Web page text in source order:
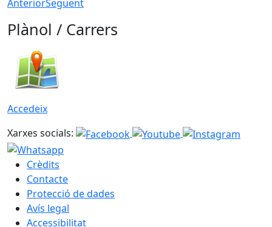
AnteriorSegüent
Plànol / Carrers
Accedeix
Xarxes socials:
Crèdits
Contacte
Protecció de dades
Avís legal
Accessibilitat